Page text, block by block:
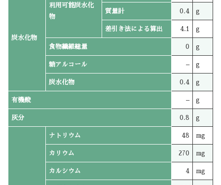
炭水化物
利用可能炭水化
物
質量計 0.4 g
差引き法による算出 4.1 g
食物繊維総量 0 g
糖アルコール – g
炭水化物 0.4 g
有機酸 – g
灰分 0.8 g
ナトリウム 48 mg
カリウム 270 mg
カルシウム 4 mg